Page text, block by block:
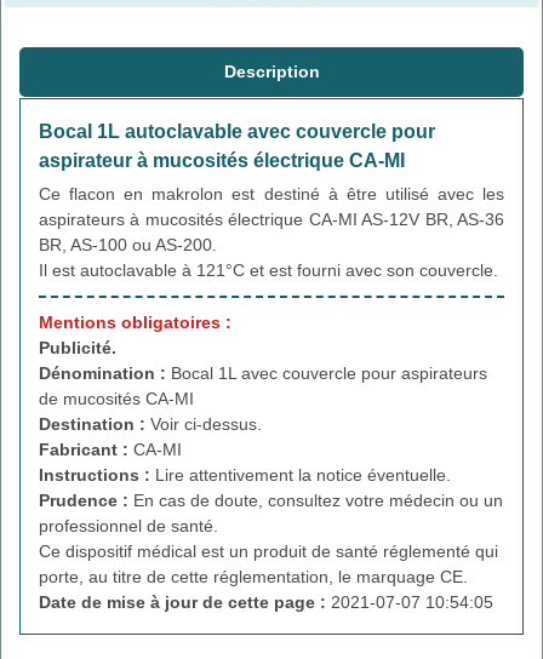
Description
Bocal 1L autoclavable avec couvercle pour
aspirateur à mucosités électrique CA-MI
Ce flacon en makrolon est destiné à être utilisé avec les
aspirateurs à mucosités électrique CA-MI AS-12V BR, AS-36
BR, AS-100 ou AS-200.
Il est autoclavable à 121°C et est fourni avec son couvercle.
Mentions obligatoires :
Publicité.
Dénomination : Bocal 1L avec couvercle pour aspirateurs
de mucosités CA-MI
Destination : Voir ci-dessus.
Fabricant : CA-MI
Instructions : Lire attentivement la notice éventuelle.
Prudence : En cas de doute, consultez votre médecin ou un
professionnel de santé.
Ce dispositif médical est un produit de santé réglementé qui
porte, au titre de cette réglementation, le marquage CE.
Date de mise à jour de cette page : 2021-07-07 10:54:05